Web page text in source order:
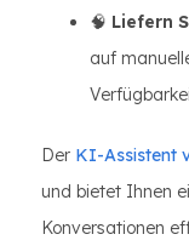
🧠 Liefern
auf
Der KI-Assistent
und bietet Ihnen
Konversationen